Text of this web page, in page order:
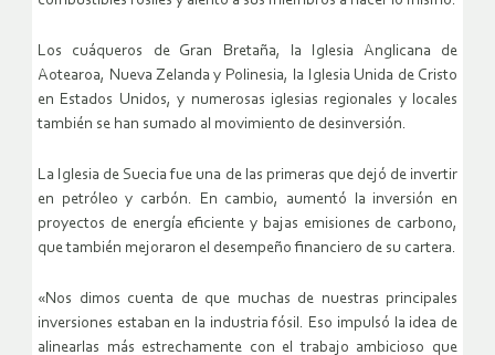
Los cuáqueros de Gran Bretaña, la Iglesia Anglicana de
Aotearoa, Nueva Zelanda y Polinesia, la Iglesia Unida de Cristo
en Estados Unidos, y numerosas iglesias regionales y locales
también se han sumado al movimiento de desinversión.
La Iglesia de Suecia fue una de las primeras que dejó de invertir
en petróleo y carbón. En cambio, aumentó la inversión en
proyectos de energía eficiente y bajas emisiones de carbono,
que también mejoraron el desempeño financiero de su cartera.
«Nos dimos cuenta de que muchas de nuestras principales
inversiones estaban en la industria fósil. Eso impulsó la idea de
alinearlas más estrechamente con el trabajo ambicioso que